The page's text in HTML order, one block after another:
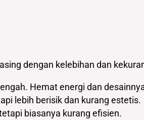
dengan kelebihan dan
Hemat energi dan
lebih berisik dan kurang estetis.
biasanya kurang efisien.